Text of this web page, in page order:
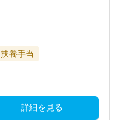
扶養手当
詳細を見る